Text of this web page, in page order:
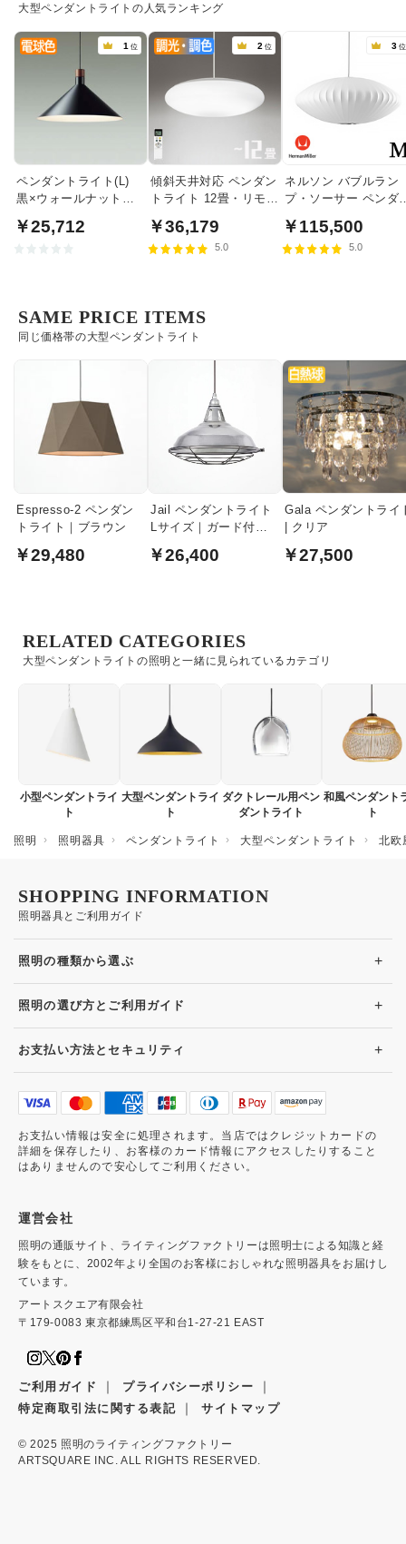
大型ペンダントライトの人気ランキング
1 位
ペンダントライト(L)
黒×ウォールナット色
￥25,712
2 位
傾斜天井対応 ペンダン
トライト 12畳・リモコ
￥36,179
5.0
3 位
ネルソン バブルラン
プ・ソーサー ペンダ
｜ハーマンミラー
￥115,500
5.0
同じ価格帯の大型ペンダントライト
SAME PRICE ITEMS
Espresso-2 ペンダン
トライト｜ブラウン
￥29,480
Jail ペンダントライト
Lサイズ｜ガード付・
￥26,400
Gala ペンダントライ
| クリア
￥27,500
大型ペンダントライトの照明と一緒に見られているカテゴリ
RELATED CATEGORIES
小型ペンダントライ
ト
大型ペンダントライ
ト
ダクトレール用ペン
ダントライト
和風ペンダント
ト
照明 照明器具 ペンダントライト 大型ペンダントライト 北欧
照明器具とご利用ガイド
SHOPPING INFORMATION
照明の種類から選ぶ +
照明の選び方とご利用ガイド +
お支払い方法とセキュリティ +
お支払い情報は安全に処理されます。当店ではクレジットカードの
詳細を保存したり、お客様のカード情報にアクセスしたりすること
はありませんので安心してご利用ください。
運営会社
照明の通販サイト、ライティングファクトリーは照明士による知識と経
験をもとに、2002年より全国のお客様におしゃれな照明器具をお届けし
ています。
アートスクエア有限会社
〒179-0083 東京都練馬区平和台1-27-21 EAST
ご利用ガイド ｜ プライバシーポリシー ｜
特定商取引法に関する表記 ｜ サイトマップ
© 2025 照明のライティングファクトリー
ARTSQUARE INC. ALL RIGHTS RESERVED.